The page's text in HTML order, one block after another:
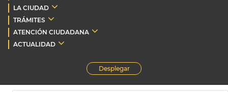
LA CIUDAD
TRÁMITES
ATENCIÓN CIUDADANA
ACTUALIDAD
Desplegar